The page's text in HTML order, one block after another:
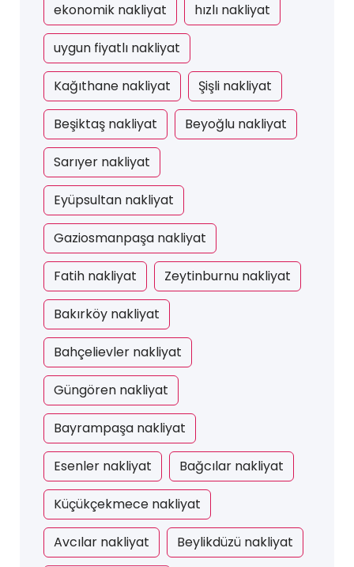
ekonomik nakliyat hızlı nakliyat
uygun fiyatlı nakliyat
Kağıthane nakliyat Şişli nakliyat
Beşiktaş nakliyat Beyoğlu nakliyat
Sarıyer nakliyat
Eyüpsultan nakliyat
Gaziosmanpaşa nakliyat
Fatih nakliyat Zeytinburnu nakliyat
Bakırköy nakliyat
Bahçelievler nakliyat
Güngören nakliyat
Bayrampaşa nakliyat
Esenler nakliyat Bağcılar nakliyat
Küçükçekmece nakliyat
Avcılar nakliyat Beylikdüzü nakliyat